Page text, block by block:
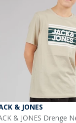
& JONES